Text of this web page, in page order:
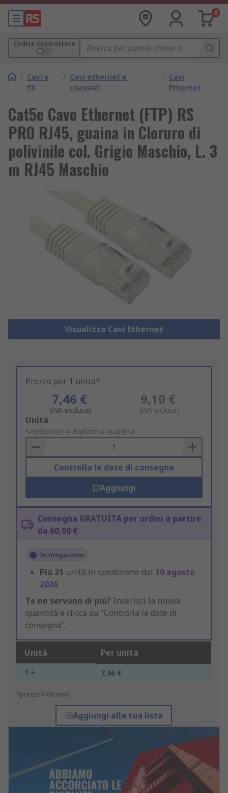
0
Codice costruttore
/ Cavi e
fili
/ Cavi ethernet e
coassiali
/ Cavi
Ethernet
Cat5e Cavo Ethernet (FTP) RS
PRO RJ45, guaina in Cloruro di
polivinile col. Grigio Maschio, L. 3
m RJ45 Maschio
Visualizza Cavi Ethernet
Prezzo per 1 unità*
7,46 €
(IVA esclusa)
9,10 €
(IVA inclusa)
Add
to
Basket
Unità
Selezionare o digitare la quantità
Controlla le date di consegna
Aggiungi
Consegna GRATUITA per ordini a partire
da 60,00 €
In magazzino
Più 21 unità in spedizione dal 10 agosto
2026
Te ne servono di più? Inserisci la nuova
quantità e clicca su "Controlla le date di
consegna".
Unità Per unità
1 + 7,46 €
*prezzo indicativo
Aggiungi alla tua lista